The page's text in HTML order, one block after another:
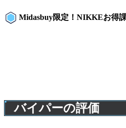
Midasbuy限定！NIKKEお得
バイパーの評価